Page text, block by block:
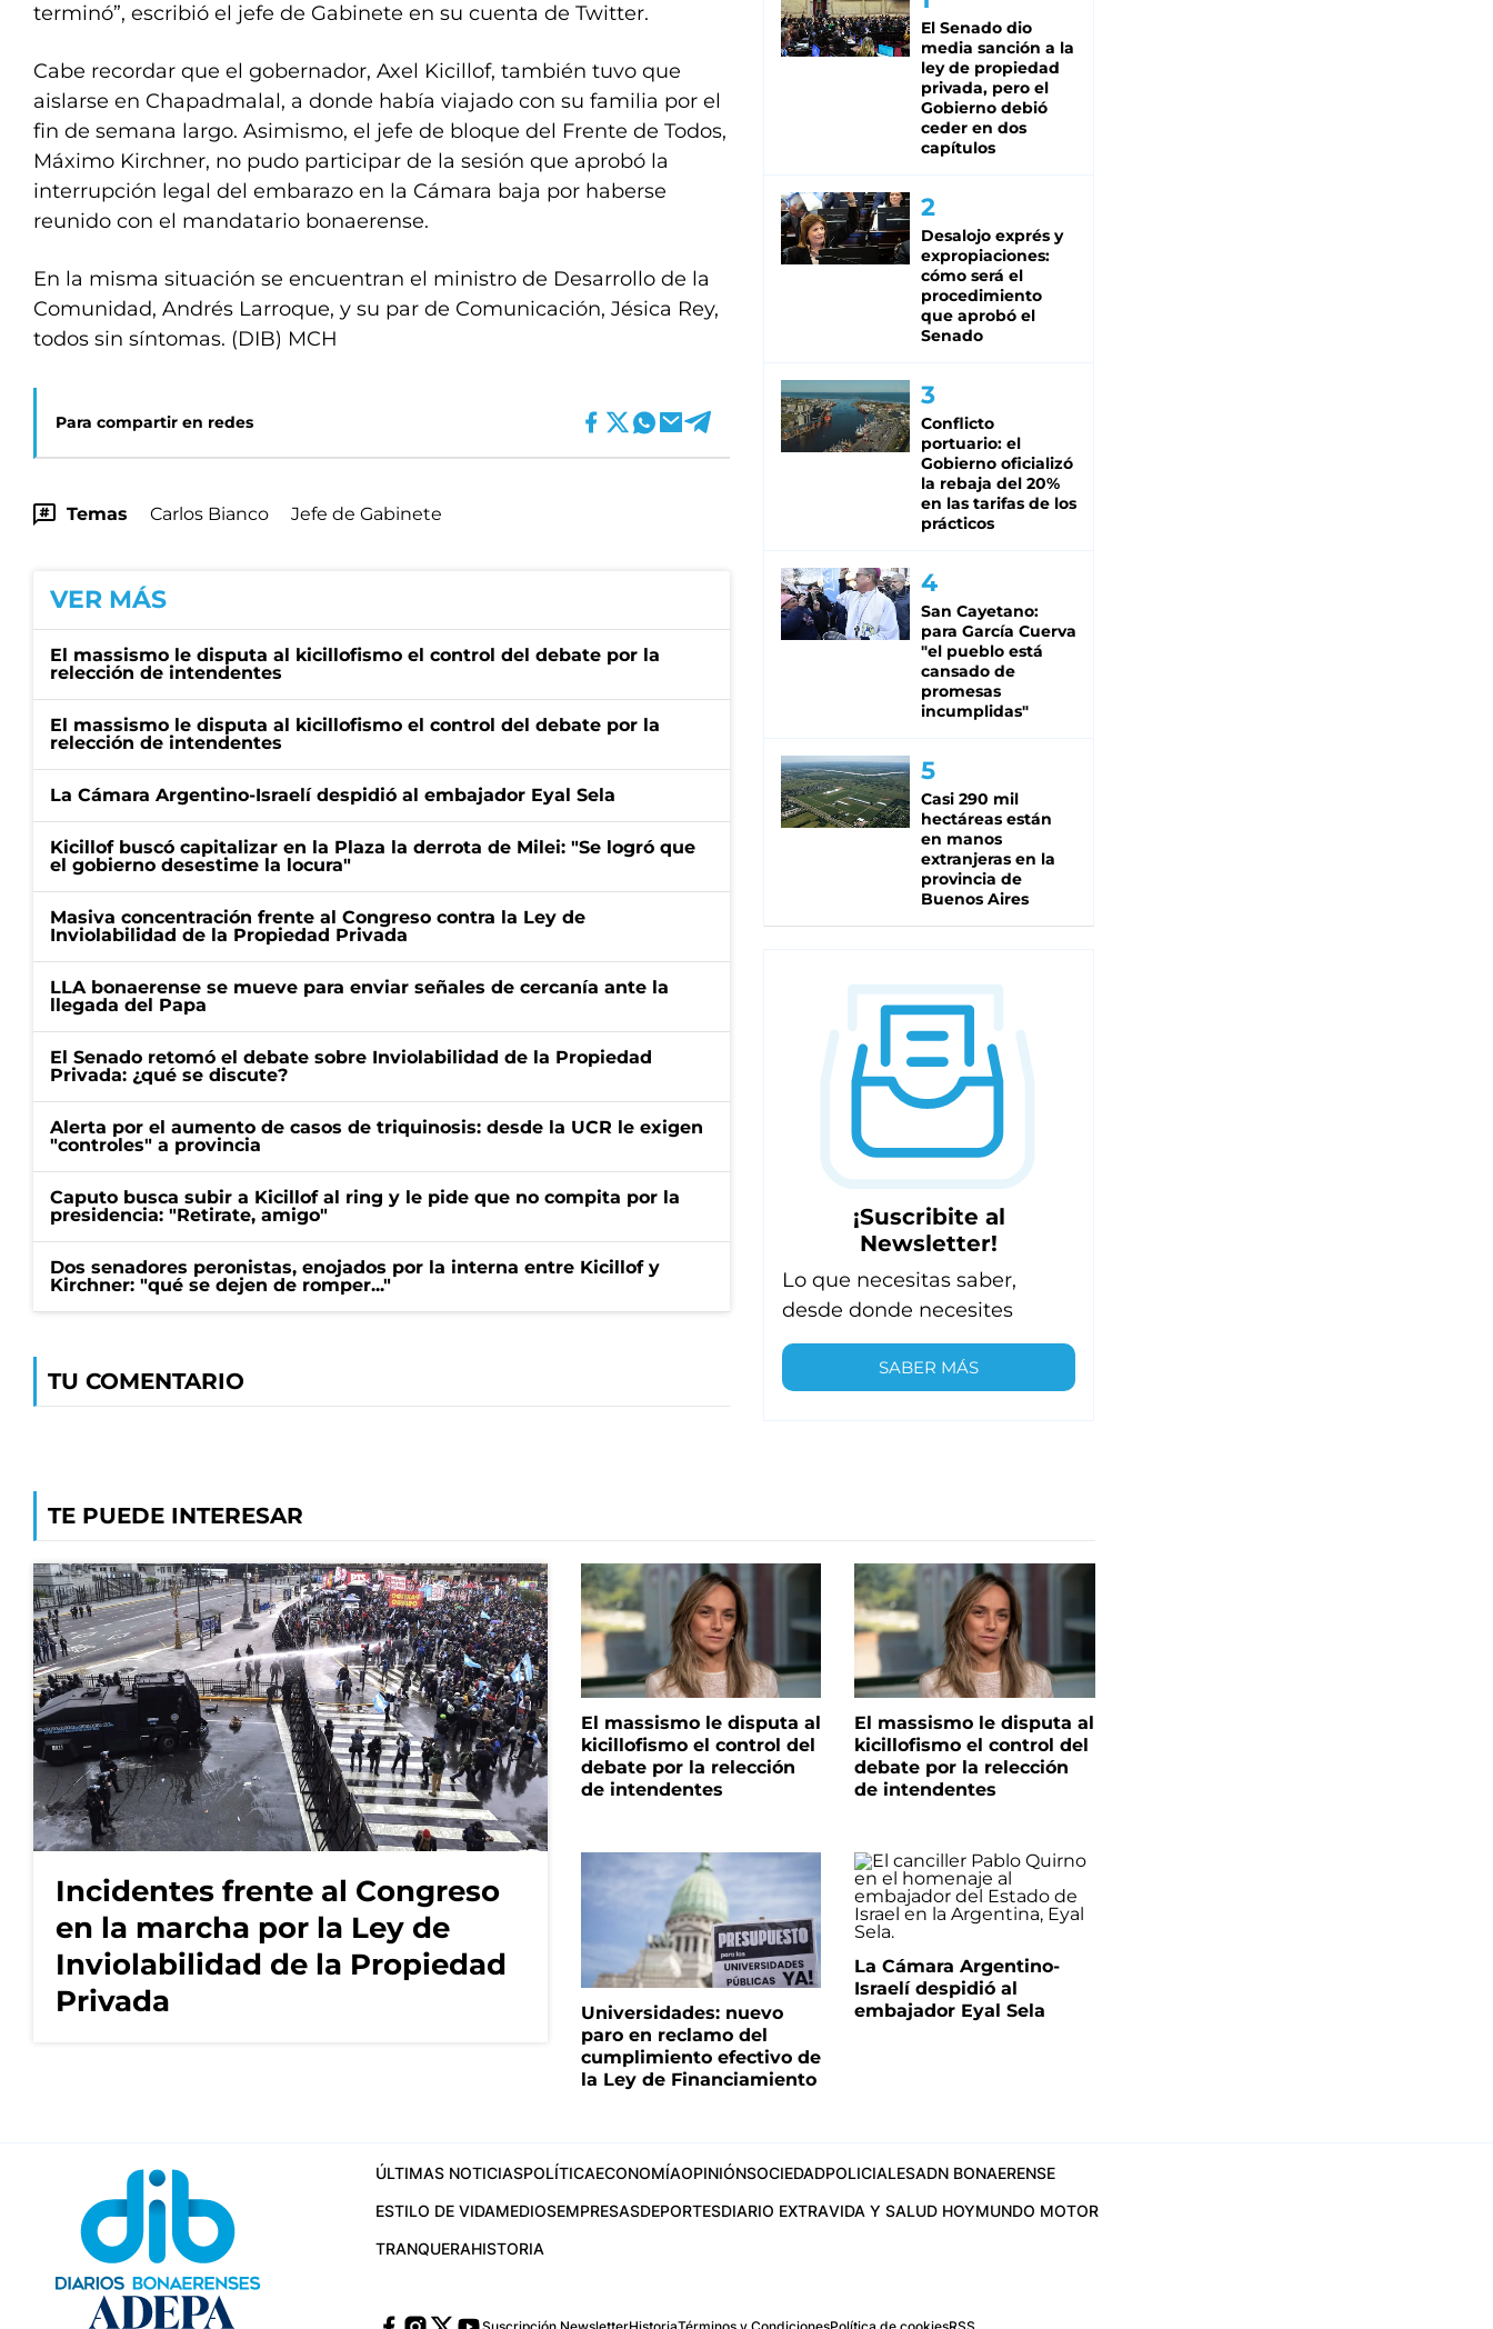
terminó”, escribió el jefe de Gabinete en su cuenta de Twitter.
Cabe recordar que el gobernador, Axel Kicillof, también tuvo que
aislarse en Chapadmalal, a donde había viajado con su familia por el
fin de semana largo. Asimismo, el jefe de bloque del Frente de Todos,
Máximo Kirchner, no pudo participar de la sesión que aprobó la
interrupción legal del embarazo en la Cámara baja por haberse
reunido con el mandatario bonaerense.
En la misma situación se encuentran el ministro de Desarrollo de la
Comunidad, Andrés Larroque, y su par de Comunicación, Jésica Rey,
todos sin síntomas. (DIB) MCH
Para compartir en redes
Temas Carlos Bianco Jefe de Gabinete
VER MÁS
El massismo le disputa al kicillofismo el control del debate por la
relección de intendentes
El massismo le disputa al kicillofismo el control del debate por la
relección de intendentes
La Cámara Argentino-Israelí despidió al embajador Eyal Sela
Kicillof buscó capitalizar en la Plaza la derrota de Milei: "Se logró que
el gobierno desestime la locura"
Masiva concentración frente al Congreso contra la Ley de
Inviolabilidad de la Propiedad Privada
LLA bonaerense se mueve para enviar señales de cercanía ante la
llegada del Papa
El Senado retomó el debate sobre Inviolabilidad de la Propiedad
Privada: ¿qué se discute?
Alerta por el aumento de casos de triquinosis: desde la UCR le exigen
"controles" a provincia
Caputo busca subir a Kicillof al ring y le pide que no compita por la
presidencia: "Retirate, amigo"
Dos senadores peronistas, enojados por la interna entre Kicillof y
Kirchner: "qué se dejen de romper..."
TU COMENTARIO
El Senado dio
media sanción a la
ley de propiedad
privada, pero el
Gobierno debió
ceder en dos
capítulos
Desalojo exprés y
expropiaciones:
cómo será el
procedimiento
que aprobó el
Senado
Conflicto
portuario: el
Gobierno oficializó
la rebaja del 20%
en las tarifas de los
prácticos
San Cayetano:
para García Cuerva
"el pueblo está
cansado de
promesas
incumplidas"
Casi 290 mil
hectáreas están
en manos
extranjeras en la
provincia de
Buenos Aires
¡Suscribite al
Newsletter!
Lo que necesitas saber,
desde donde necesites
SABER MÁS
TE PUEDE INTERESAR
Incidentes frente al Congreso
en la marcha por la Ley de
Inviolabilidad de la Propiedad
Privada
El massismo le disputa al
kicillofismo el control del
debate por la relección
de intendentes
El massismo le disputa al
kicillofismo el control del
debate por la relección
de intendentes
Universidades: nuevo
paro en reclamo del
cumplimiento efectivo de
la Ley de Financiamiento
La Cámara Argentino-
Israelí despidió al
embajador Eyal Sela
ÚLTIMAS NOTICIASPOLÍTICAECONOMÍAOPINIÓNSOCIEDADPOLICIALESADN BONAERENSE
ESTILO DE VIDAMEDIOSEMPRESASDEPORTESDIARIO EXTRAVIDA Y SALUD HOYMUNDO MOTOR
TRANQUERAHISTORIA